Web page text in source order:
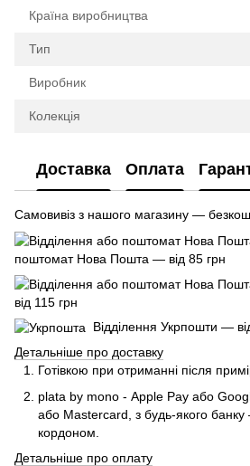
Країна виробництва
Тип
Виробник
Колекція
Доставка Оплата
Самовивіз з нашого магазину —
поштомат Нова Пошта — від 85 грн
від 115 грн
Відділення Укрпошти —
Детальніше про доставку
Готівкою при отриманні після
plata by mono - Apple Pay або
або Mastercard, з будь-якого банку
кордоном.
Детальніше про оплату